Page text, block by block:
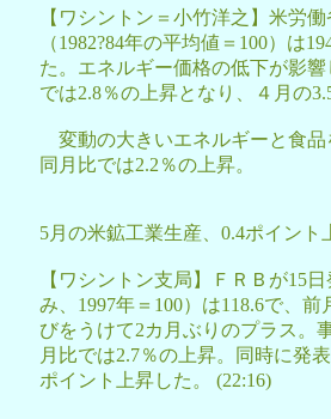
【ワシントン＝小竹洋之】米労
（1982?84年の平均値＝100）は
た。エネルギー価格の低下が影
では2.8％の上昇となり、４月の
変動の大きいエネルギーと食品
同月比では2.2％の上昇。
5月の米鉱工業生産、0.4ポイント
【ワシントン支局】ＦＲＢが15
み、1997年＝100）は118.6で、
びをうけて2カ月ぶりのプラス。
月比では2.7％の上昇。同時に発
ポイント上昇した。 (22:16)